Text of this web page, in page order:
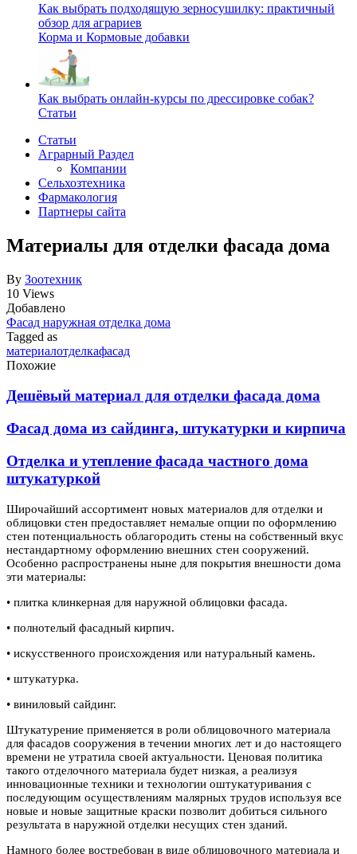
Как выбрать подходящую зерносушилку: практичный
обзор для аграриев
Корма и Кормовые добавки
Как выбрать онлайн-курсы по дрессировке собак?
Статьи
Статьи
Аграрный Раздел
Компании
Сельхозтехника
Фармакология
Партнеры сайта
Материалы для отделки фасада дома
By Зоотехник
10 Views
Добавлено
Фасад наружная отделка дома
Tagged as
материалотделкафасад
Похожие
Дешёвый материал для отделки фасада дома
Фасад дома из сайдинга, штукатурки и кирпича
Отделка и утепление фасада частного дома
штукатуркой
Широчайший ассортимент новых материалов для отделки и
облицовки стен предоставляет немалые опции по оформлению
стен потенциальность облагородить стены на собственный вкус
нестандартному оформлению внешних стен сооружений.
Особенно распространены ныне для покрытия внешности дома
эти материалы:
• плитка клинкерная для наружной облицовки фасада.
• полнотелый фасадный кирпич.
• искусственного происхождения или натуральный камень.
• штукатурка.
• виниловый сайдинг.
Штукатурение применяется в роли облицовочного материала
для фасадов сооружения в течении многих лет и до настоящего
времени не утратила своей актуальности. Ценовая политика
такого отделочного материала будет низкая, а реализуя
инновационные техники и технологии оштукатуривания с
последующим осуществлениям малярных трудов используя все
новые и новые защитные краски позволит добиться сильного
результата в наружной отделки несущих стен зданий.
Намного более востребован в виде облицовочного материала и